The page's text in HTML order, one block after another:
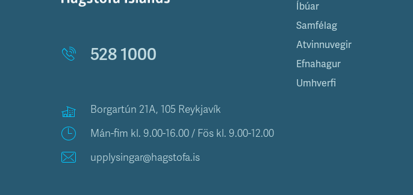
528 1000
Borgartún 21A, 105 Reykjavík
Mán-fim kl. 9.00-16.00 / Fös kl. 9.00-12.00
upplysingar@hagstofa.is
Íbúar
Samfélag
Atvinnuvegir
Efnahagur
Umhverfi